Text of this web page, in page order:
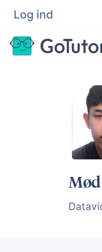
Log ind
Søg
Eksamenshjælp
Hjælp til ordblinde
Kundeudtalelser
Undervisere